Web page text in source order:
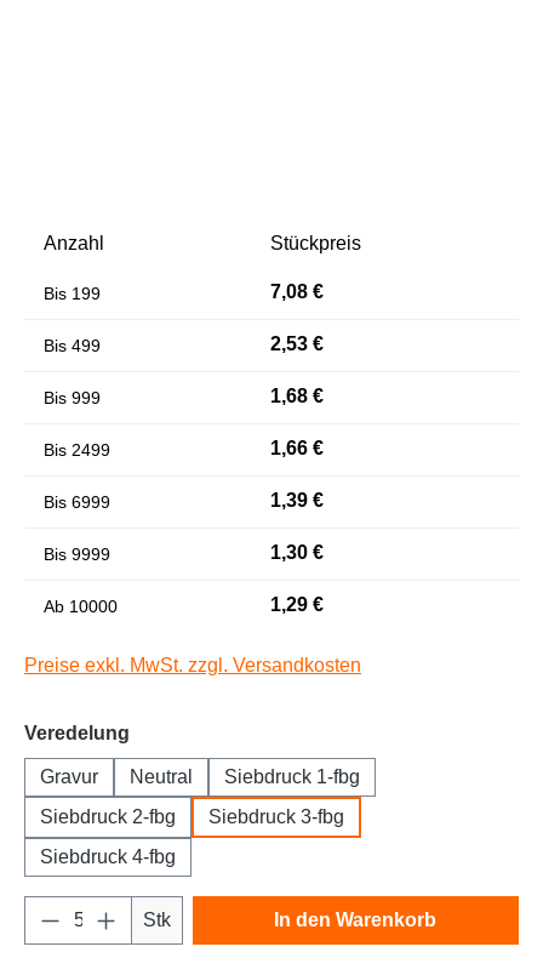
Anzahl Stückpreis
Bis 199 7,08 €
Bis 499 2,53 €
Bis 999 1,68 €
Bis 2499 1,66 €
Bis 6999 1,39 €
Bis 9999 1,30 €
Ab 10000 1,29 €
Preise exkl. MwSt. zzgl. Versandkosten
Veredelung
Gravur Neutral
Siebdruck 1-fbg
Siebdruck 2-fbg
Siebdruck 3-fbg
Siebdruck 4-fbg
Produkt Anzahl: Gib den gewünschten
Stk In den Warenkorb
Farben invertieren
Niedrige Sättigung
Links unterstreichen Gut lesbare Schrift